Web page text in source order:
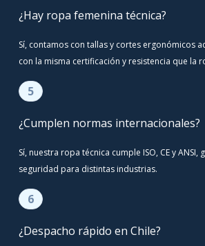
¿Hay ropa femenina técnica?
Sí, contamos con tallas y cortes ergonómicos
con la misma certificación y resistencia que la
5
¿Cumplen normas internacionales?
Sí, nuestra ropa técnica cumple ISO, CE y
seguridad para distintas industrias.
6
¿Despacho rápido en Chile?